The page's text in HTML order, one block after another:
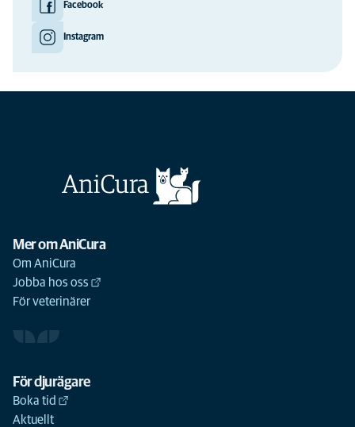
Facebook
Instagram
Mer om AniCura
Om AniCura
Jobba hos oss
För veterinärer
För djurägare
Boka tid
Aktuellt